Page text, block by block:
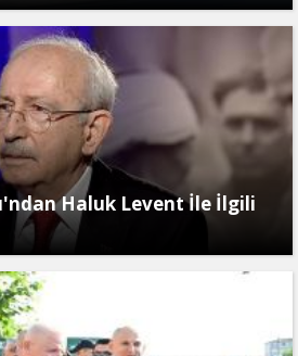
Haluk Levent İle İlgili